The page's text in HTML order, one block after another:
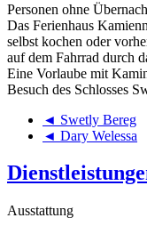
Personen ohne
Das Ferienhaus
selbst kochen oder
auf dem Fahrrad durch
Eine Vorlaube mit
Besuch des Schlosses
◄ Swetly Bereg
◄ Dary Welessa
Ausstattung